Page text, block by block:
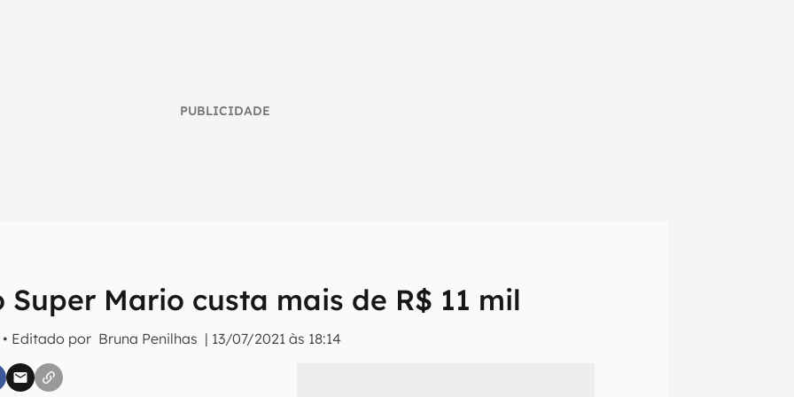
PUBLICIDADE
Super Mario custa mais de R$ 11 mil
• Editado por Bruna Penilhas | 13/07/2021 às 18:14
inteligente do mundo tech!
do Canaltech e receba notícias e reviews sobre tecnologia em primeira